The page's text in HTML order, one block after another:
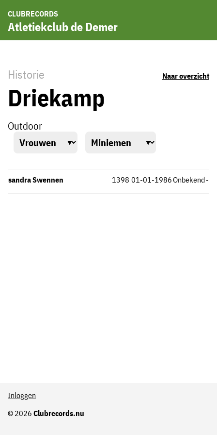
CLUBRECORDS
Atletiekclub de Demer
Historie Naar overzicht
Driekamp
Outdoor
sandra Swennen Onbekend
1398 -
01-01-1986
© 2026 Clubrecords.nu
Inloggen